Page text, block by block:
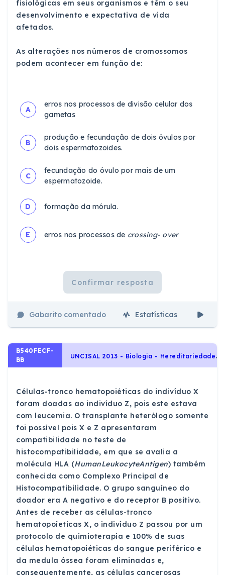
fisiológicas em seus organismos e têm o seu
desenvolvimento e expectativa de vida
afetados.
As alterações nos números de cromossomos
podem acontecer em função de:
A
erros nos processos de divisão celular dos
gametas
B
produção e fecundação de dois óvulos por
dois espermatozoides.
C
fecundação do óvulo por mais de um
espermatozoide.
D formação da mórula.
E erros nos processos de crossing- over
Confirmar resposta
Gabarito comentado Estatísticas
B540FECF-
BB
UNCISAL 2013 - Biologia - Hereditariedade e diversidade da vida, A herança dos grupos sanguíneos
Células-tronco hematopoiéticas do indivíduo X
foram doadas ao indivíduo Z, pois este estava
com leucemia. O transplante heterólogo somente
foi possível pois X e Z apresentaram
compatibilidade no teste de
histocompatibilidade, em que se avalia a
molécula HLA (HumanLeukocyteAntigen) também
conhecida como Complexo Principal de
Histocompatibilidade. O grupo sanguíneo do
doador era A negativo e do receptor B positivo.
Antes de receber as células-tronco
hematopoíeticas X, o indivíduo Z passou por um
protocolo de quimioterapia e 100% de suas
células hematopoiéticas do sangue periférico e
da medula óssea foram eliminadas e,
consequentemente, as células cancerosas